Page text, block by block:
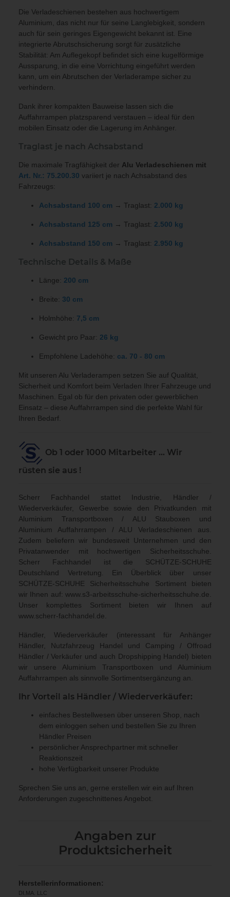
Die Verladeschienen bestehen aus hochwertigem
Aluminium, das nicht nur für seine Langlebigkeit, sondern
auch für sein geringes Eigengewicht bekannt ist. Eine
integrierte Abrutschsicherung sorgt für zusätzliche
Stabilität: Am Auflegekopf befindet sich eine kugelförmige
Aussparung, in die eine Vorrichtung eingeführt werden
kann, um ein Abrutschen der Verladerampe sicher zu
verhindern.
Dank ihrer kompakten Bauweise lassen sich die
Auffahrrampen platzsparend verstauen – ideal für den
mobilen Einsatz oder die Lagerung im Anhänger.
Traglast je nach Achsabstand
Die maximale Tragfähigkeit der Alu Verladeschienen mit
Art. Nr.: 75.200.30 variiert je nach Achsabstand des
Fahrzeugs:
Achsabstand 100 cm → Traglast: 2.000 kg
Achsabstand 125 cm → Traglast: 2.500 kg
Achsabstand 150 cm → Traglast: 2.950 kg
Technische Details & Maße
Länge: 200 cm
Breite: 30 cm
Holmhöhe: 7,5 cm
Gewicht pro Paar: 26 kg
Empfohlene Ladehöhe: ca. 70 - 80 cm
Mit unseren Alu Verladerampen setzen Sie auf Qualität,
Sicherheit und Komfort beim Verladen Ihrer Fahrzeuge und
Maschinen. Egal ob für den privaten oder gewerblichen
Einsatz – diese Auffahrrampen sind die perfekte Wahl für
Ihren Bedarf.
Ob 1 oder 1000 Mitarbeiter ... Wir
rüsten sie aus !
Scherr Fachhandel stattet Industrie, Händler /
Wiederverkäufer, Gewerbe sowie den Privatkunden mit
Aluminium Transportboxen / ALU Stauboxen und
Aluminium Auffahrrampen / ALU Verladeschienen aus.
Zudem beliefern wir bundesweit Unternehmen und den
Privatanwender mit hochwertigen Sicherheitsschuhe.
Scherr Fachhandel ist die SCHÜTZE-SCHUHE
Deutschland Vertretung. Ein Überblick über unser
SCHÜTZE-SCHUHE Sicherheitsschuhe Sortiment bieten
wir Ihnen auf: www.s3-arbeitsschuhe-sicherheitsschuhe.de
Unser komplettes Sortiment bieten wir Ihnen auf
www.scherr-fachhandel.de
Händler, Wiederverkäufer (interessant für Anhänger
Händler, Nutzfahrzeug Handel und Camping / Offroad
Händler / Verkäufer und auch Dropshipping Handel) bieten
wir unsere Aluminium Transportboxen und Aluminium
Auffahrrampen als sinnvolle Sortimentsergänzung an.
Ihr Vorteil als Händler / Wiederverkäufer:
einfaches Bestellwesen über unseren Shop, nach
dem einloggen sehen und bestellen Sie zu Ihren
Händler Preisen
persönlicher Ansprechpartner mit schneller
Reaktionszeit
hohe Verfügbarkeit unserer Produkte
Sprechen Sie uns an, gerne erstellen wir ein auf Ihren
Anforderungen zugeschnittenes Angebot.
Angaben zur
Produktsicherheit
Herstellerinformationen:
DI.MA. LLC